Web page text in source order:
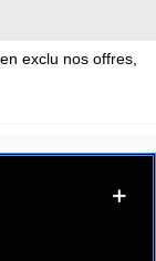
exclu nos offres,